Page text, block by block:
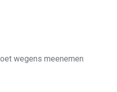
wegens meenemen